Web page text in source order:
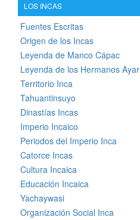
LOS INCAS
Fuentes Escritas
Origen de los Incas
Leyenda de Manco Cápac
Leyenda de los Hermanos Ayar
Territorio Inca
Tahuantinsuyo
Dinastías Incas
Imperio Incaico
Periodos del Imperio Inca
Catorce Incas
Cultura Incaica
Educación Incaica
Yachaywasi
Organización Social Inca